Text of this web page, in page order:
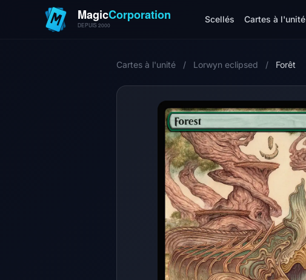
Scellés Cartes à l'unité
Cartes à l'unité / Lorwyn eclipsed / Forêt